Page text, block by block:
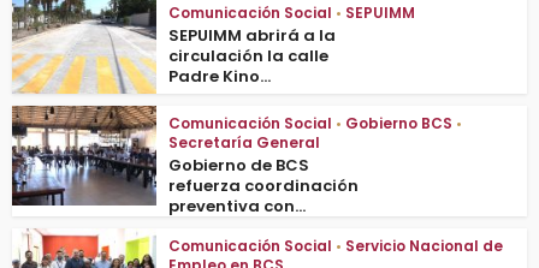
Comunicación Social • SEPUIMM
SEPUIMM abrirá a la
circulación la calle
Padre Kino...
Comunicación Social • Gobierno BCS •
Secretaría General
Gobierno de BCS
refuerza coordinación
preventiva con...
Comunicación Social • Servicio Nacional de